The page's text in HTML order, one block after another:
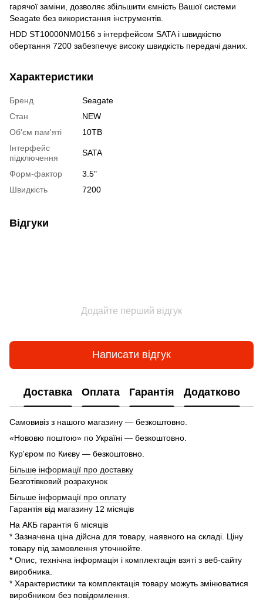
гарячої заміни, дозволяє збільшити ємність Вашої системи
Seagate без використання інструментів.
HDD ST10000NM0156 з інтерфейсом SATA і швидкістю
обертання 7200 забезпечує високу швидкість передачі даних.
Характеристики
Бренд
Seagate
Стан
NEW
Об'єм пам'яті
10TB
Інтерфейс
підключення
SATA
Форм-фактор
3.5"
Швидкість
7200
Відгуки
Додайте перший відгук
Написати відгук
Доставка Оплата Гарантія Додатково
Самовивіз з нашого магазину — безкоштовно.
«Нововю поштою» по Україні — безкоштовно.
Кур'єром по Києву — безкоштовно.
Більше інформації про доставку
Безготівковий розрахунок
Більше інформації про оплату
Гарантія від магазину 12 місяців
На АКБ гарантія 6 місяців
* Зазначена ціна дійсна для товару, наявного на складі. Ціну
товару під замовлення уточнюйте.
* Опис, технічна інформація і комплектація взяті з веб-сайту
виробника.
* Характеристики та комплектація товару можуть змінюватися
виробником без повідомлення.